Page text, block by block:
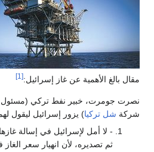
مقال بالغ الأهمية عن غاز إسرائيل:[1]
نصرت جومرت، خبير نفط تركي
شركة شل تركيا) يزور إسرائيل ليقول
- لا أمل لإسرائيل في إسالة
ثم تصديره، لأن انهيار سعر الغاز